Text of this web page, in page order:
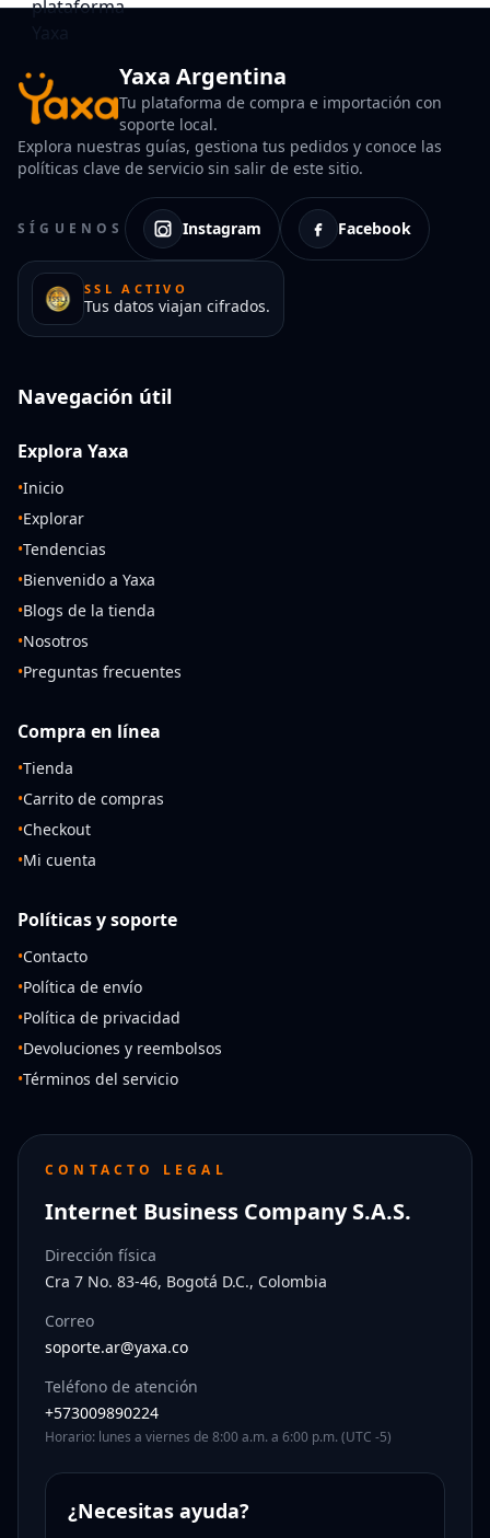
Yaxa Argentina
Tu plataforma de compra e importación con
soporte local.
Explora nuestras guías, gestiona tus pedidos y conoce las
políticas clave de servicio sin salir de este sitio.
SÍGUENOS Instagram Facebook
SSL ACTIVO
Tus datos viajan cifrados.
Navegación útil
Explora Yaxa
•Inicio
•Explorar
•Tendencias
•Bienvenido a Yaxa
•Blogs de la tienda
•Nosotros
•Preguntas frecuentes
Compra en línea
•Tienda
•Carrito de compras
•Checkout
•Mi cuenta
Políticas y soporte
•Contacto
•Política de envío
•Política de privacidad
•Devoluciones y reembolsos
•Términos del servicio
CONTACTO LEGAL
Internet Business Company S.A.S.
Dirección física
Cra 7 No. 83-46, Bogotá D.C., Colombia
Correo
soporte.ar@yaxa.co
Teléfono de atención
+573009890224
Horario: lunes a viernes de 8:00 a.m. a 6:00 p.m. (UTC -5)
¿Necesitas ayuda?